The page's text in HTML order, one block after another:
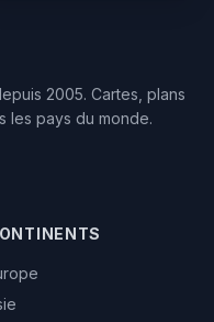
2005. Cartes, plans
les pays du monde.